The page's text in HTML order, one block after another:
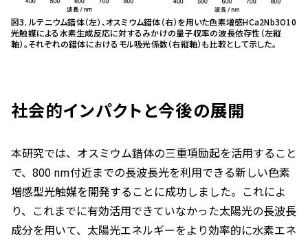
図3. ルテニウム錯体（左）、オスミウム錯体（右）を用いた色素増感HCa2Nb3O10
光触媒による水素生成反応に対するみかけの量子収率の波長依存性（左縦
軸）。それぞれの錯体におけるモル吸光係数（右縦軸）も比較として示した。
社会的インパクトと今後の展開
本研究では、オスミウム錯体の三重項励起を活用すること
で、800 nm付近までの長波長光を利用できる新しい色素
増感型光触媒を開発することに成功しました。これによ
り、これまでに有効活用できていなかった太陽光の長波長
成分を用いて、太陽光エネルギーをより効率的に水素エネ